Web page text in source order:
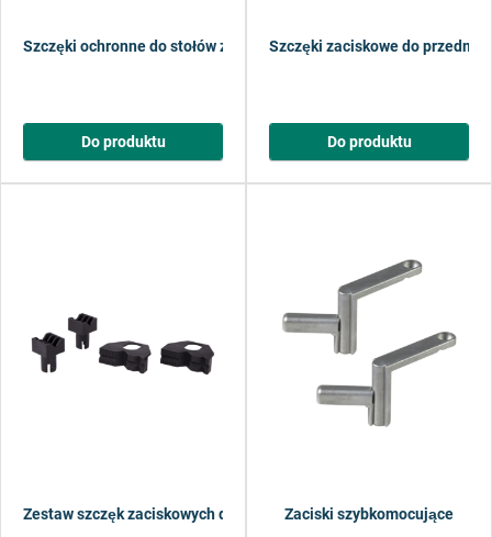
Szczęki ochronne do stołów zaciskowych
Do produktu
Szczęki zaciskowe do
Do produktu
Zestaw szczęk zaciskowych do mocowania przedmiotów okrągłych
Zaciski szybkomocujące